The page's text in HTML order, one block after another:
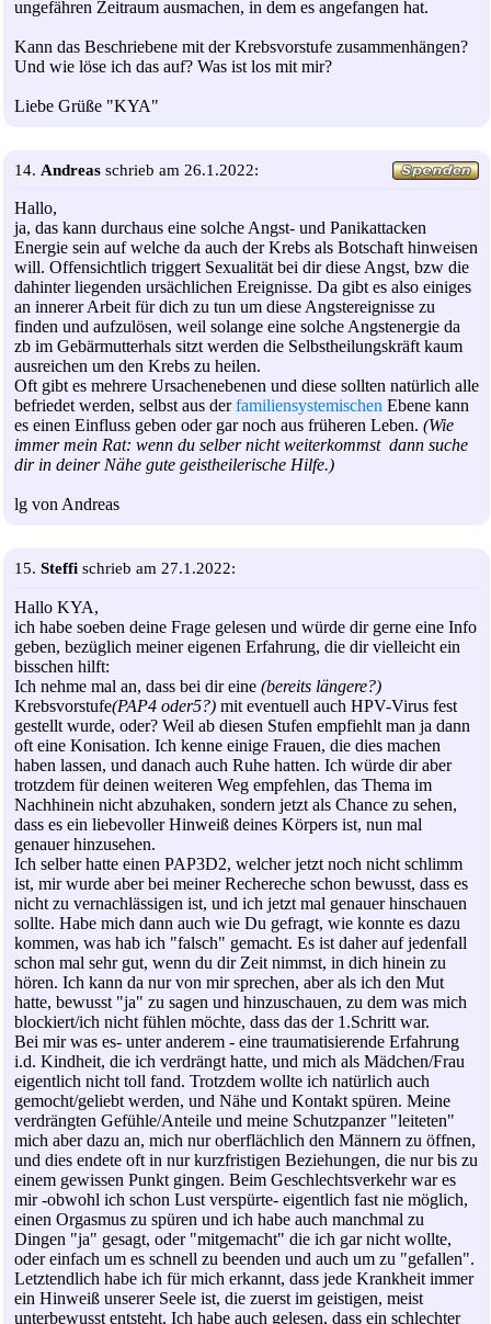
ungefähren Zeitraum ausmachen, in dem es angefangen hat.
Kann das Beschriebene mit der Krebsvorstufe zusammenhängen?
Und wie löse ich das auf? Was ist los mit mir?
Liebe Grüße "KYA"
14. Andreas schrieb am 26.1.2022:
Hallo,
ja, das kann durchaus eine solche Angst- und Panikattacken
Energie sein auf welche da auch der Krebs als Botschaft hinweisen
will. Offensichtlich triggert Sexualität bei dir diese Angst, bzw die
dahinter liegenden ursächlichen Ereignisse. Da gibt es also einiges
an innerer Arbeit für dich zu tun um diese Angstereignisse zu
finden und aufzulösen, weil solange eine solche Angstenergie da
zb im Gebärmutterhals sitzt werden die Selbstheilungskräft kaum
ausreichen um den Krebs zu heilen.
Oft gibt es mehrere Ursachenebenen und diese sollten natürlich alle
befriedet werden, selbst aus derfamiliensystemischen Ebene kann
es einen Einfluss geben oder gar noch aus früheren Leben. (Wie
immer mein Rat: wenn du selber nicht weiterkommst dann suche
dir in deiner Nähe gute geistheilerische Hilfe.)
lg von Andreas
15. Steffi schrieb am 27.1.2022:
Hallo KYA,
ich habe soeben deine Frage gelesen und würde dir gerne eine Info
geben, bezüglich meiner eigenen Erfahrung, die dir vielleicht ein
bisschen hilft:
Ich nehme mal an, dass bei dir eine (bereits längere?)
Krebsvorstufe(PAP4 oder5?) mit eventuell auch HPV-Virus fest
gestellt wurde, oder? Weil ab diesen Stufen empfiehlt man ja dann
oft eine Konisation. Ich kenne einige Frauen, die dies machen
haben lassen, und danach auch Ruhe hatten. Ich würde dir aber
trotzdem für deinen weiteren Weg empfehlen, das Thema im
Nachhinein nicht abzuhaken, sondern jetzt als Chance zu sehen,
dass es ein liebevoller Hinweiß deines Körpers ist, nun mal
genauer hinzusehen.
Ich selber hatte einen PAP3D2, welcher jetzt noch nicht schlimm
ist, mir wurde aber bei meiner Rechereche schon bewusst, dass es
nicht zu vernachlässigen ist, und ich jetzt mal genauer hinschauen
sollte. Habe mich dann auch wie Du gefragt, wie konnte es dazu
kommen, was hab ich "falsch" gemacht. Es ist daher auf jedenfall
schon mal sehr gut, wenn du dir Zeit nimmst, in dich hinein zu
hören. Ich kann da nur von mir sprechen, aber als ich den Mut
hatte, bewusst "ja" zu sagen und hinzuschauen, zu dem was mich
blockiert/ich nicht fühlen möchte, dass das der 1.Schritt war.
Bei mir was es- unter anderem - eine traumatisierende Erfahrung
i.d. Kindheit, die ich verdrängt hatte, und mich als Mädchen/Frau
eigentlich nicht toll fand. Trotzdem wollte ich natürlich auch
gemocht/geliebt werden, und Nähe und Kontakt spüren. Meine
verdrängten Gefühle/Anteile und meine Schutzpanzer "leiteten"
mich aber dazu an, mich nur oberflächlich den Männern zu öffnen,
und dies endete oft in nur kurzfristigen Beziehungen, die nur bis zu
einem gewissen Punkt gingen. Beim Geschlechtsverkehr war es
mir -obwohl ich schon Lust verspürte- eigentlich fast nie möglich,
einen Orgasmus zu spüren und ich habe auch manchmal zu
Dingen "ja" gesagt, oder "mitgemacht" die ich gar nicht wollte,
oder einfach um es schnell zu beenden und auch um zu "gefallen".
Letztendlich habe ich für mich erkannt, dass jede Krankheit immer
ein Hinweiß unserer Seele ist, die zuerst im geistigen, meist
unterbewusst entsteht. Ich habe auch gelesen, dass ein schlechter